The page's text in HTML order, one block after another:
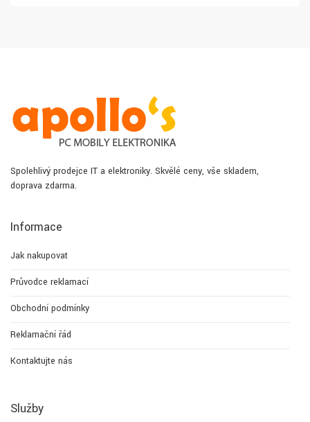
Spolehlivý prodejce IT a elektroniky. Skvělé ceny, vše skladem,
doprava zdarma.
Informace
Jak nakupovat
Průvodce reklamací
Obchodní podmínky
Reklamační řád
Kontaktujte nás
Služby